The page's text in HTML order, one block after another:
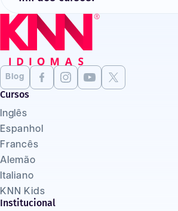
Blog
Cursos
Inglês
Espanhol
Francês
Alemão
Italiano
KNN Kids
Institucional